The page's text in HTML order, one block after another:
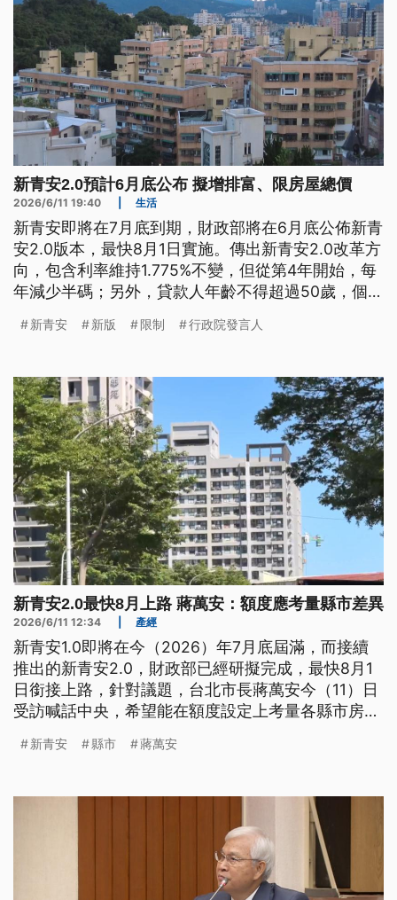
新青安2.0預計6月底公布 擬增排富、限房屋總價
2026/6/11 19:40 生活
新青安即將在7月底到期，財政部將在6月底公佈新青
安2.0版本，最快8月1日實施。傳出新青安2.0改革方
向，包含利率維持1.775%不變，但從第4年開始，每
年減少半碼；另外，貸款人年齡不得超過50歲，個人
到1500萬。行政院表示，新青安2.0若有結果，會盡
定要考量縣市房價差異。
新青安 新版 限制 行政院發言人
新青安2.0最快8月上路 蔣萬安：額度應考量縣市差異
2026/6/11 12:34 產經
新青安1.0即將在今（2026）年7月底屆滿，而接續
推出的新青安2.0，財政部已經研擬完成，最快8月1
日銜接上路，針對議題，台北市長蔣萬安今（11）日
受訪喊話中央，希望能在額度設定上考量各縣市房價
新青安 縣市 蔣萬安